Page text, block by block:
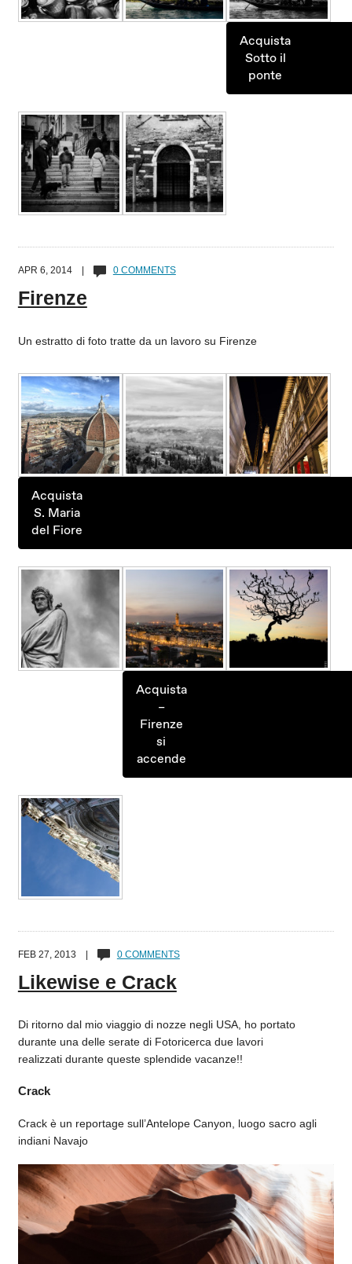
Acquista
Sotto il
ponte
APR 6, 2014 | 0 COMMENTS
Firenze
Un estratto di foto tratte da un lavoro su Firenze
Acquista
S. Maria
del Fiore
Acquista
–
Firenze
si
accende
FEB 27, 2013 | 0 COMMENTS
Likewise e Crack
Di ritorno dal mio viaggio di nozze negli USA, ho portato
durante una delle serate di Fotoricerca due lavori
realizzati durante queste splendide vacanze!!
Crack
Crack è un reportage sull’Antelope Canyon, luogo sacro agli
indiani Navajo